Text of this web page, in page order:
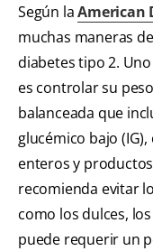
Según laAmerican
muchas maneras
diabetes tipo 2.
es controlar su
balanceada que
glucémico bajo
enteros y
recomienda evitar
como los dulces,
puede requerir un